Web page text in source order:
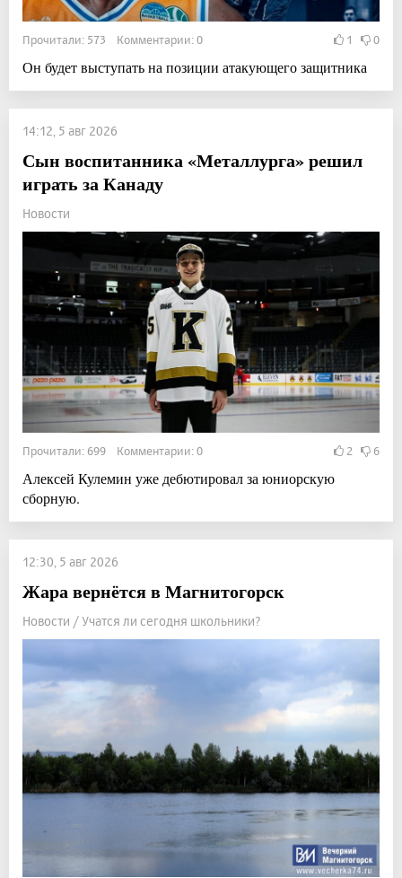
Прочитали: 573 Комментарии: 0 1 0
Он будет выступать на позиции атакующего защитника
14:12, 5 авг 2026
Сын воспитанника «Металлурга» решил
играть за Канаду
Новости
Прочитали: 699 Комментарии: 0 2 6
Алексей Кулемин уже дебютировал за юниорскую
сборную.
12:30, 5 авг 2026
Жара вернётся в Магнитогорск
Новости / Учатся ли сегодня школьники?